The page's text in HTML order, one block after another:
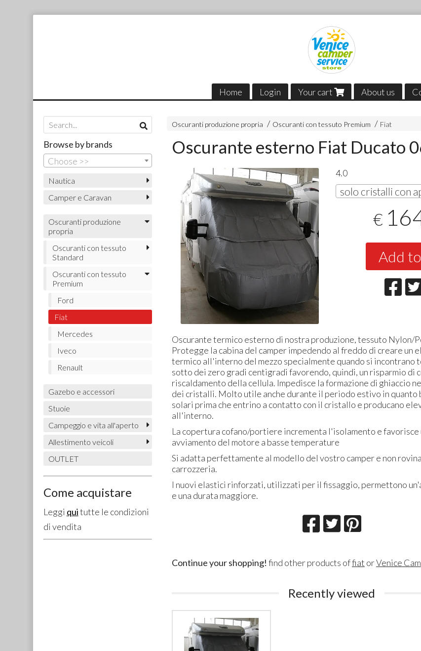
Home Login Your cart About us
Oscuranti produzione propria Oscuranti con tessuto Premium Fiat
Oscurante esterno Fiat Ducato
4.0
€
Add
Oscurante termico esterno di nostra produzione, tessuto Nylon/
Protegge la cabina del camper impedendo al freddo di creare un
termico all'interno del mezzo specialmente quando si incontrano
sotto dei zero gradi centigradi favorendo, quindi, un risparmio di
riscaldamento della cellula. Impedisce la formazione di ghiaccio
dei cristalli. Molto utile anche durante il periodo estivo in quanto
solari prima che entrino a contatto con il cristallo e producano
all'interno.
La copertura cofano/portiere incrementa l'isolamento e favorisce
avviamento del motore a basse temperature
Si adatta perfettamente al modello del vostro camper e non
carrozzeria.
I nuovi elastici rinforzati, utilizzati per il fissaggio, permettono
e una durata maggiore.
Continue your shopping! find other products offiat orVenice
Recently viewed
Browse by brands
Choose >>
Nautica
Camper e Caravan
Oscuranti produzione
propria
Oscuranti con tessuto
Standard
Oscuranti con tessuto
Premium
Ford
Fiat
Mercedes
Iveco
Renault
Gazebo e accessori
Stuoie
Campeggio e vita all'aperto
Allestimento veicoli
OUTLET
Come acquistare
Leggi quitutte le condizioni
di vendita